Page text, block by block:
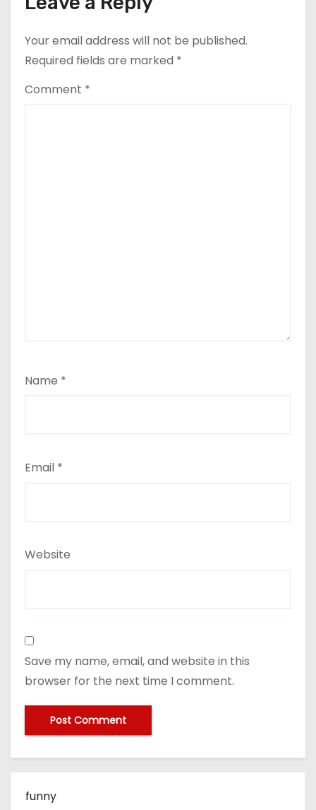
Your email address will not be published.
Required fields are marked *
Comment *
Name *
Email *
Website
Save my name, email, and website in this
browser for the next time I comment.
funny